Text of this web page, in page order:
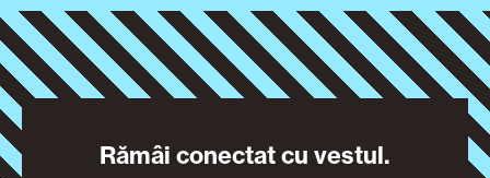
Rămâi conectat cu vestul.